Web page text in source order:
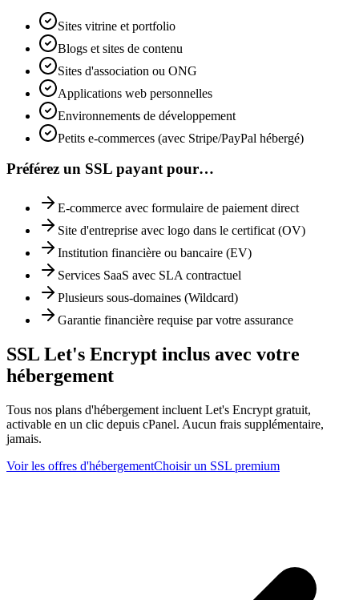
Sites vitrine et portfolio
Blogs et sites de contenu
Sites d'association ou ONG
Applications web personnelles
Environnements de développement
Petits e-commerces (avec Stripe/PayPal hébergé)
Préférez un SSL payant pour…
E-commerce avec formulaire de paiement direct
Site d'entreprise avec logo dans le certificat (OV)
Institution financière ou bancaire (EV)
Services SaaS avec SLA contractuel
Plusieurs sous-domaines (Wildcard)
Garantie financière requise par votre assurance
SSL Let's Encrypt inclus avec votre
hébergement
Tous nos plans d'hébergement incluent Let's Encrypt gratuit,
activable en un clic depuis cPanel. Aucun frais supplémentaire,
jamais.
Voir les offres d'hébergementChoisir un SSL premium